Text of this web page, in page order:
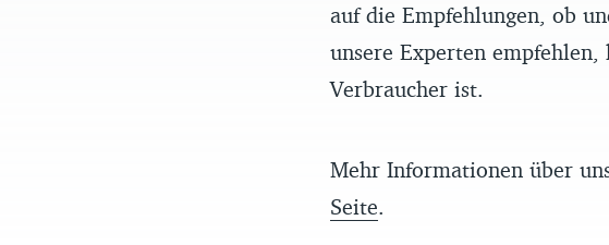
auf die Empfehlungen, ob
unsere Experten
Verbraucher ist.
Mehr Informationen über
Seite.